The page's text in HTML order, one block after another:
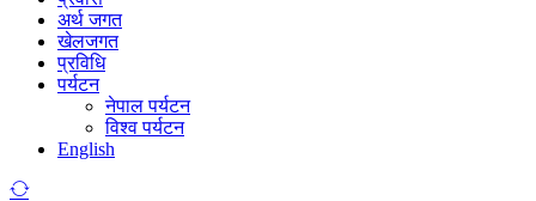
अर्थ जगत
खेलजगत
प्रविधि
पर्यटन
नेपाल पर्यटन
विश्व पर्यटन
English